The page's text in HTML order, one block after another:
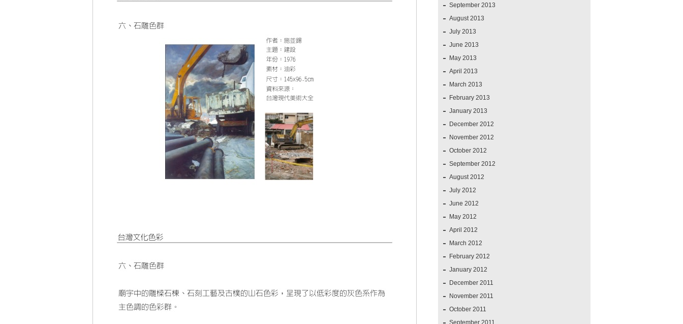
September 2013
August 2013
July 2013
June 2013
May 2013
April 2013
March 2013
February 2013
January 2013
December 2012
November 2012
October 2012
September 2012
August 2012
July 2012
June 2012
May 2012
April 2012
March 2012
February 2012
January 2012
December 2011
November 2011
October 2011
September 2011